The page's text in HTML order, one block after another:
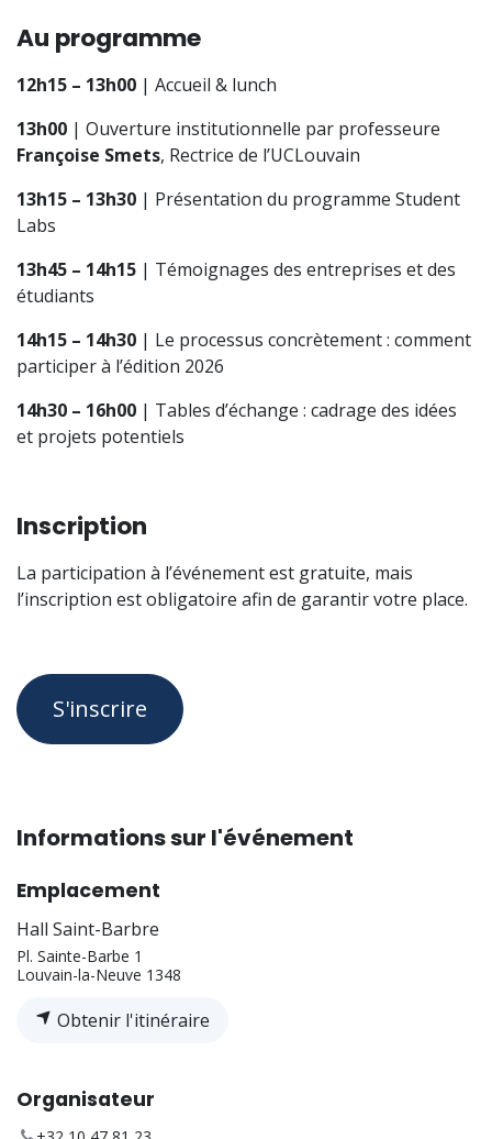
Au programme
12h15 – 13h00 | Accueil & lunch
13h00 | Ouverture institutionnelle par professeure
Françoise Smets, Rectrice de l’UCLouvain
13h15 – 13h30 | Présentation du programme Student
Labs
13h45 – 14h15 | Témoignages des entreprises et des
étudiants
14h15 – 14h30 | Le processus concrètement : comment
participer à l’édition 2026
14h30 – 16h00 | Tables d’échange : cadrage des idées
et projets potentiels
Inscription
La participation à l’événement est gratuite, mais
l’inscription est obligatoire afin de garantir votre place.
S'inscrire
Informations sur l'événement
Emplacement
Hall Saint-Barbre
Pl. Sainte-Barbe 1
Louvain-la-Neuve 1348
Obtenir l'itinéraire
Organisateur